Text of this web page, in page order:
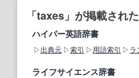
「taxes」が掲載され
ハイパー英語辞書
出典元 索引 用語索引 ラ
ライフサイエンス辞書